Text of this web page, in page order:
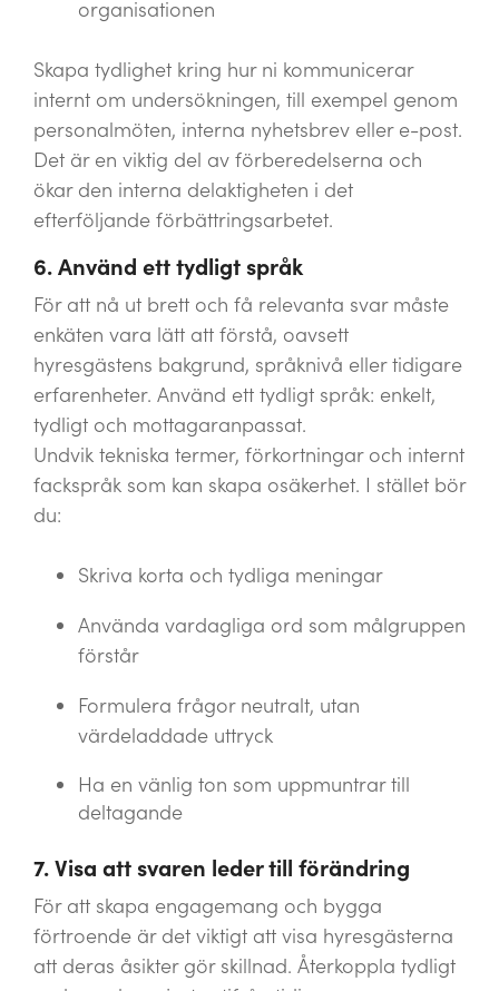
organisationen
Skapa tydlighet kring hur ni kommunicerar
internt om undersökningen, till exempel genom
personalmöten, interna nyhetsbrev eller e-post.
Det är en viktig del av förberedelserna och
ökar den interna delaktigheten i det
efterföljande förbättringsarbetet.
6. Använd ett tydligt språk
För att nå ut brett och få relevanta svar måste
enkäten vara lätt att förstå, oavsett
hyresgästens bakgrund, språknivå eller tidigare
erfarenheter. Använd ett tydligt språk: enkelt,
tydligt och mottagaranpassat.
Undvik tekniska termer, förkortningar och internt
fackspråk som kan skapa osäkerhet. I stället bör
du:
Skriva korta och tydliga meningar
Använda vardagliga ord som målgruppen
förstår
Formulera frågor neutralt, utan
värdeladdade uttryck
Ha en vänlig ton som uppmuntrar till
deltagande
7. Visa att svaren leder till förändring
För att skapa engagemang och bygga
förtroende är det viktigt att visa hyresgästerna
att deras åsikter gör skillnad. Återkoppla tydligt